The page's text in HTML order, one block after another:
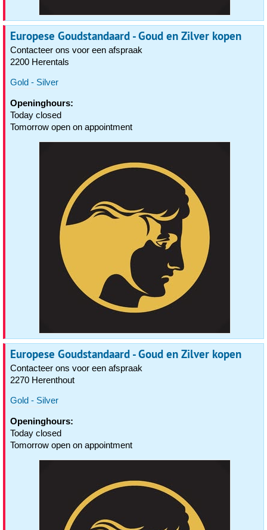
Europese Goudstandaard - Goud en Zilver kopen
Contacteer ons voor een afspraak
2200 Herentals
Gold - Silver
Openinghours:
Today closed
Tomorrow open on appointment
Europese Goudstandaard - Goud en Zilver kopen
Contacteer ons voor een afspraak
2270 Herenthout
Gold - Silver
Openinghours:
Today closed
Tomorrow open on appointment